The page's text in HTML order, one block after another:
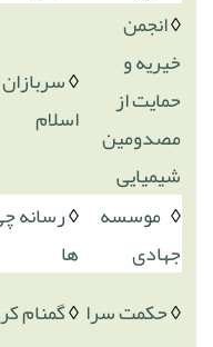
◊انجمن
خیریه و
حمایت از
مصدومین
شیمیایی
◊سربازان
اسلام
◊ موسسه
جهادی
◊رسانه
ها
◊حکمت سرا ◊گمنام